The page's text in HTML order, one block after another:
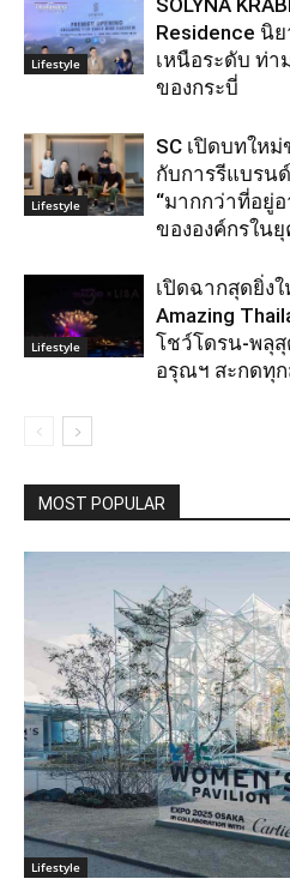
Lifestyle
Residence นิ
เหนือระดับ ท่า
ของกระบี่
Lifestyle
SC เปิดบทให
กับการรีแบรน
“มากกว่าที่อยู่
ขององค์กรใน
Lifestyle
เปิดฉากสุดยิ่ง
Amazing
โชว์โดรน-พลุ
อรุณฯ สะกดทุ
MOST POPULAR
Lifestyle